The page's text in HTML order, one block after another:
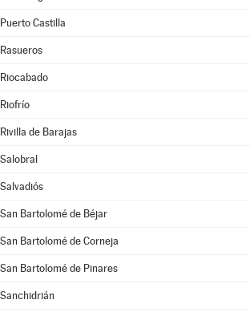
Puerto Castilla
Rasueros
Riocabado
Riofrío
Rivilla de Barajas
Salobral
Salvadiós
San Bartolomé de Béjar
San Bartolomé de Corneja
San Bartolomé de Pinares
Sanchidrián